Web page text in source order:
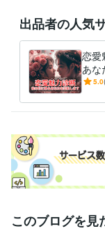
メンタルトレーニン
得意分野
悩み相談・カウンセ
愚痴聞き 副業 導線
出品者の人気
恋愛
あな
つ
う
5.0
このブログを見